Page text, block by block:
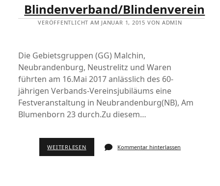
Blindenverband/Blindenverein
VERÖFFENTLICHT AM JANUAR 1, 2015 VON ADMIN
Die Gebietsgruppen (GG) Malchin,
Neubrandenburg, Neustrelitz und Waren
führten am 16.Mai 2017 anlässlich des 60-
jährigen Verbands-Vereinsjubiläums eine
Festveranstaltung in Neubrandenburg(NB), Am
Blumenborn 23 durch.Zu diesem…
WEITERLESEN Kommentar hinterlassen